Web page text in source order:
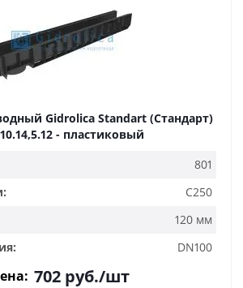
Gidrolica Standart (Стандарт)
- пластиковый
801
C250
120 мм
DN100
702 руб./шт